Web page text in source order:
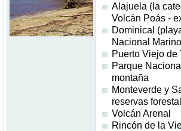
Alajuela (la
Volcán Poás -
Dominical
Nacional
Puerto Viejo de
Parque
montaña
Monteverde y
reservas
Volcán Arenal
Rincón de la